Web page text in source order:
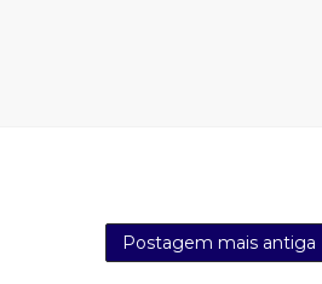
Postagem mais antiga